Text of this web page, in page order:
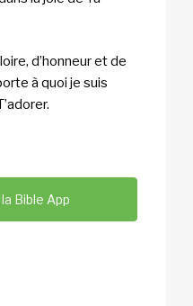
d’honneur et de
à quoi je suis
Bible App